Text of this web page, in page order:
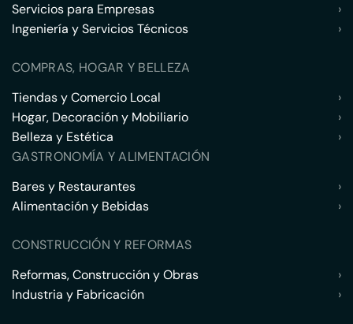
Servicios para Empresas
›
Ingeniería y Servicios Técnicos
›
COMPRAS, HOGAR Y BELLEZA
Tiendas y Comercio Local
›
Hogar, Decoración y Mobiliario
›
Belleza y Estética
›
GASTRONOMÍA Y ALIMENTACIÓN
Bares y Restaurantes
›
Alimentación y Bebidas
›
CONSTRUCCIÓN Y REFORMAS
Reformas, Construcción y Obras
›
Industria y Fabricación
›